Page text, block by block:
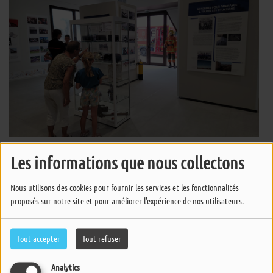
Les informations que nous collectons
Nous utilisons des cookies pour fournir les services et les fonctionnalités
proposés sur notre site et pour améliorer l'expérience de nos utilisateurs.
Tout accepter Tout refuser
Analytics
"Un cheveu sur la langue..." : Dans les
coulisses de l'exposition des pompiers
de l'Île d'Yeu
Un Cheveu sur la Langue, un Poil dans
la Main : Spéciale Festival des